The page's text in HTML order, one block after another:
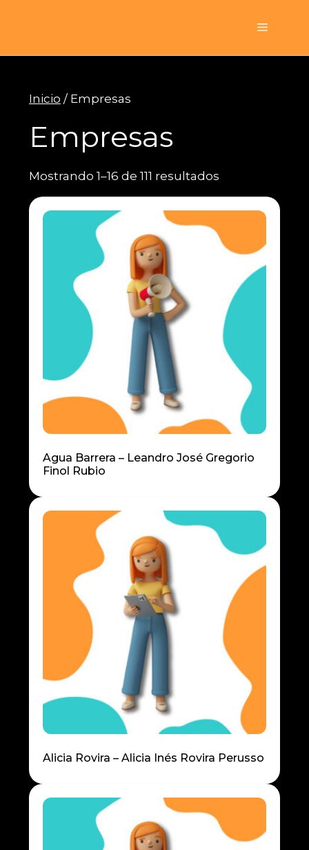
Menú
Inicio / Empresas
Empresas
Mostrando 1–16 de 111 resultados
Agua Barrera – Leandro José Gregorio
Finol Rubio
Alicia Rovira – Alicia Inés Rovira Perusso